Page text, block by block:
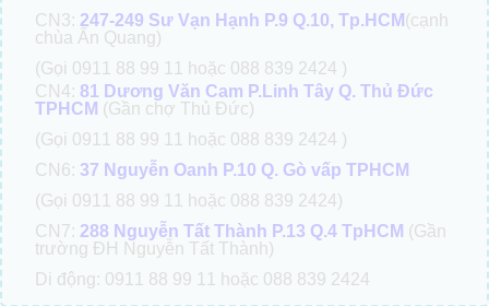
CN3: 247-249 Sư Vạn Hạnh P.9 Q.10, Tp.HCM (cạnh
chùa Ấn Quang)
(Gọi 0911 88 99 11 hoặc 088 839 2424 )
CN4: 81 Dương Văn Cam P.Linh Tây Q. Thủ Đức
TPHCM (Gần chợ Thủ Đức)
(Gọi 0911 88 99 11 hoặc 088 839 2424 )
CN6: 37 Nguyễn Oanh P.10 Q. Gò vấp TPHCM
(Gọi 0911 88 99 11 hoặc 088 839 2424)
CN7: 288 Nguyễn Tất Thành P.13 Q.4 TpHCM (Gần
trường ĐH Nguyễn Tất Thành)
Di động: 0911 88 99 11 hoặc 088 839 2424